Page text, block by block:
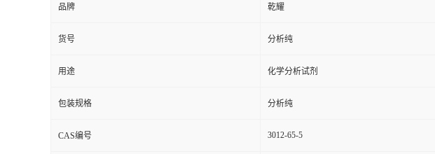
品牌 乾耀
货号 分析纯
用途 化学分析试剂
包装规格 分析纯
CAS编号 3012-65-5